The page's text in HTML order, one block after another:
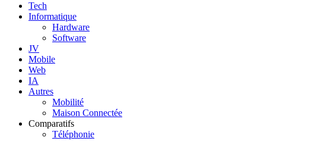
Tech
Informatique
Hardware
Software
JV
Mobile
Web
IA
Autres
Mobilité
Maison Connectée
Comparatifs
Téléphonie